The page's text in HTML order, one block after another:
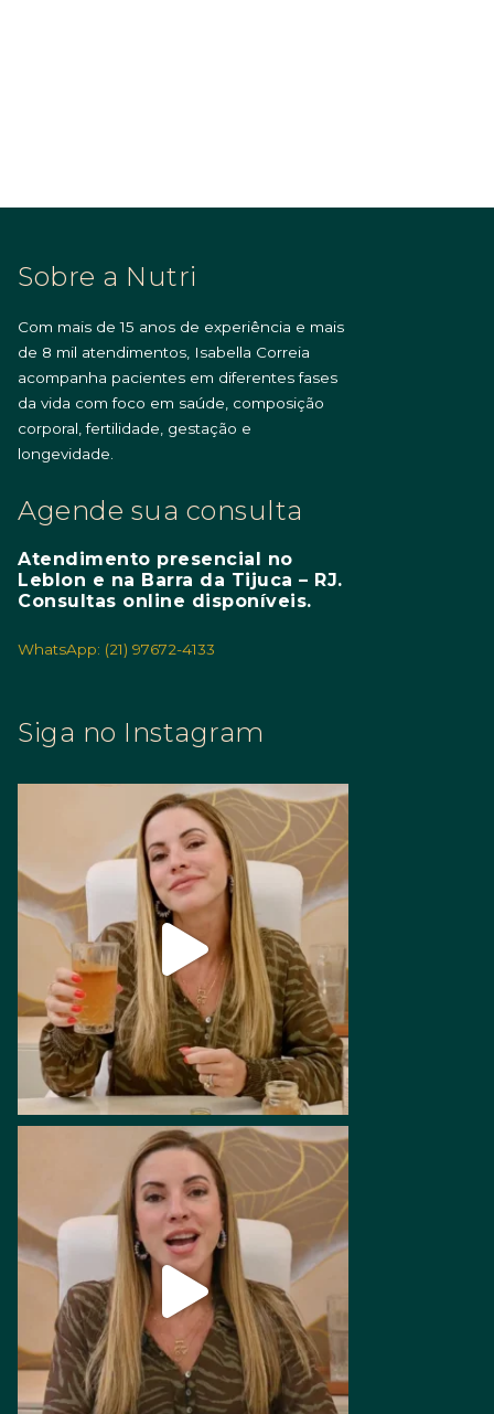
Sobre a Nutri
Com mais de 15 anos de experiência e mais
de 8 mil atendimentos, Isabella Correia
acompanha pacientes em diferentes fases
da vida com foco em saúde, composição
corporal, fertilidade, gestação e
longevidade.
Agende sua consulta
Atendimento presencial no
Leblon e na Barra da Tijuca – RJ.
Consultas online disponíveis.
WhatsApp: (21) 97672-4133
Siga no Instagram